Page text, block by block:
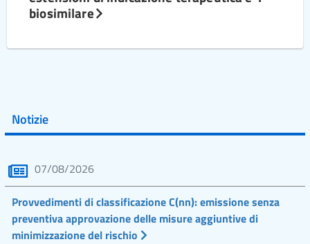
biosimilare
Notizie
07/08/2026
Provvedimenti di classificazione C(nn): emissione senza
preventiva approvazione delle misure aggiuntive di
minimizzazione del rischio